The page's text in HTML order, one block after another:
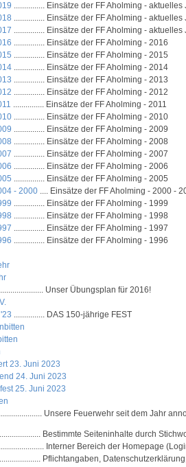
............... Einsätze der FF Aholming - aktuelles
............... Einsätze der FF Aholming - aktuelles
............... Einsätze der FF Aholming - aktuelles
............... Einsätze der FF Aholming - 2016
............... Einsätze der FF Aholming - 2015
............... Einsätze der FF Aholming - 2014
............... Einsätze der FF Aholming - 2013
............... Einsätze der FF Aholming - 2012
............... Einsätze der FF Aholming - 2011
............... Einsätze der FF Aholming - 2010
............... Einsätze der FF Aholming - 2009
............... Einsätze der FF Aholming - 2008
............... Einsätze der FF Aholming - 2007
............... Einsätze der FF Aholming - 2006
............... Einsätze der FF Aholming - 2005
- 2000 .... Einsätze der FF Aholming - 2000 -
............... Einsätze der FF Aholming - 1999
............... Einsätze der FF Aholming - 1998
............... Einsätze der FF Aholming - 1997
............... Einsätze der FF Aholming - 1996
Unser Übungsplan für 2016!
............... DAS 150-jährige FEST
23. Juni 2023
24. Juni 2023
25. Juni 2023
Unsere Feuerwehr seit dem Jahr
Bestimmte Seiteninhalte durch
...................... Interner Bereich der Homepage
Pflichtangaben,